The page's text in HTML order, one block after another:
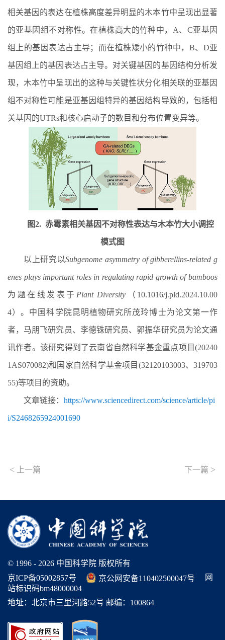
相关基因的表达在植株高度差异明显的木本竹中呈现出显著
的亚基因组不对称性。在植株高大的竹种中， A、 C亚基因
组上的基因表达占主导；而在植株矮小的竹种中， B、 D亚
基因组上的基因表达占主导。对关键基因的基因结构分析发
现，木本竹中呈现出的这种与关键性状分化相关联的亚基因
组不对称性可能是亚基因组特异的基因结构导致的，包括相
关基因的UTRs和核心启动子的数目和分布位置变异等。
图2. 赤霉素相关基因不对称性表达与木本竹大小调控
模式图
以上研究以Subgenome asymmetry of gibberellins-related g
enes plays important roles in regulating rapid growth of bamboos
为题在线发表于 Plant Diversity （ 10.1016/j.pld.2024.10.00
4）。中国科学院昆明植物研究所茂玲博士为论文第一作
者，马朋飞研究员、李德铢研究员、郭振华研究员为论文通
讯作者。该研究得到了云南省自然科学基金重点项目(20240
1AS070082)和国家自然科学基金项目 (32120103003、319703
55)等项目的资助。
文章链接： https://www.sciencedirect.com/science/article/pi
i/S2468265924001690
< 上一篇 下一篇 >
© 1996 - 2026 中国科学院 版权所有
京ICP备05002857号
京公网安备110402500047号
网
站标识码bm48000004
地址：北京市三里河路52号 邮编：100864